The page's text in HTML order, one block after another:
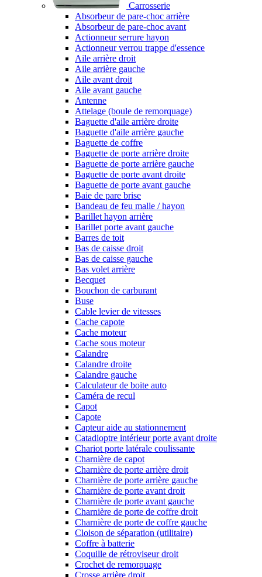
Carrosserie
Absorbeur de pare-choc arrière
Absorbeur de pare-choc avant
Actionneur serrure hayon
Actionneur verrou trappe d'essence
Aile arrière droit
Aile arrière gauche
Aile avant droit
Aile avant gauche
Antenne
Attelage (boule de remorquage)
Baguette d'aile arrière droite
Baguette d'aile arrière gauche
Baguette de coffre
Baguette de porte arrière droite
Baguette de porte arrière gauche
Baguette de porte avant droite
Baguette de porte avant gauche
Baie de pare brise
Bandeau de feu malle / hayon
Barillet hayon arrière
Barillet porte avant gauche
Barres de toit
Bas de caisse droit
Bas de caisse gauche
Bas volet arrière
Becquet
Bouchon de carburant
Buse
Cable levier de vitesses
Cache capote
Cache moteur
Cache sous moteur
Calandre
Calandre droite
Calandre gauche
Calculateur de boite auto
Caméra de recul
Capot
Capote
Capteur aide au stationnement
Catadioptre intérieur porte avant droite
Chariot porte latérale coulissante
Charnière de capot
Charnière de porte arrière droit
Charnière de porte arrière gauche
Charnière de porte avant droit
Charnière de porte avant gauche
Charnière de porte de coffre droit
Charnière de porte de coffre gauche
Cloison de séparation (utilitaire)
Coffre à batterie
Coquille de rétroviseur droit
Crochet de remorquage
Crosse arrière droit